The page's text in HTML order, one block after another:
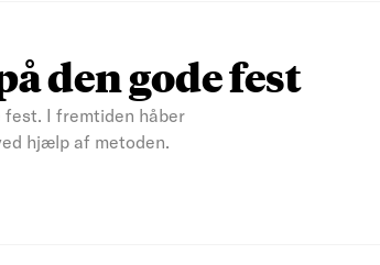
den gode fest
I fremtiden håber
hjælp af metoden.